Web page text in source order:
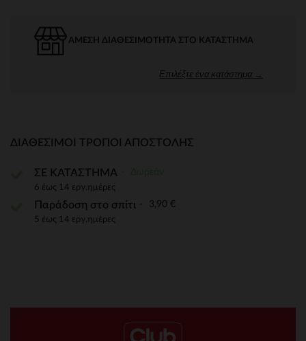
ΆΜΕΣΗ ΔΙΑΘΕΣΙΜΌΤΗΤΑ ΣΤΟ ΚΑΤΆΣΤΗΜΑ
Επιλέξτε ένα κατάστημα →
ΔΙΑΘΈΣΙΜΟΙ ΤΡΌΠΟΙ ΑΠΟΣΤΟΛΉΣ
ΣΕ ΚΑΤΑΣΤΗΜΑ
6 έως 14 εργ.ημέρες
Παράδοση στο σπίτι 3,90 €
5 έως 14 εργ.ημέρες